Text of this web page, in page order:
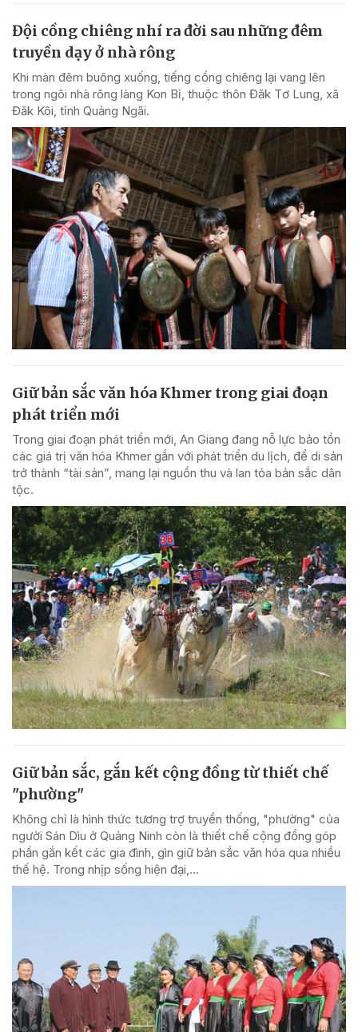
Đội cồng chiêng nhí ra đời sau những đêm
truyền dạy ở nhà rông
Khi màn đêm buông xuống, tiếng cồng chiêng lại vang lên
trong ngôi nhà rông làng Kon Bỉ, thuộc thôn Đăk Tơ Lung, xã
Đăk Kôi, tỉnh Quảng Ngãi.
Giữ bản sắc văn hóa Khmer trong giai đoạn
phát triển mới
Trong giai đoạn phát triển mới, An Giang đang nỗ lực bảo tồn
các giá trị văn hóa Khmer gắn với phát triển du lịch, để di sản
trở thành “tài sản”, mang lại nguồn thu và lan tỏa bản sắc dân
tộc.
Giữ bản sắc, gắn kết cộng đồng từ thiết chế
"phường"
Không chỉ là hình thức tương trợ truyền thống, "phường" của
người Sán Dìu ở Quảng Ninh còn là thiết chế cộng đồng góp
phần gắn kết các gia đình, gìn giữ bản sắc văn hóa qua nhiều
thế hệ. Trong nhịp sống hiện đại,...